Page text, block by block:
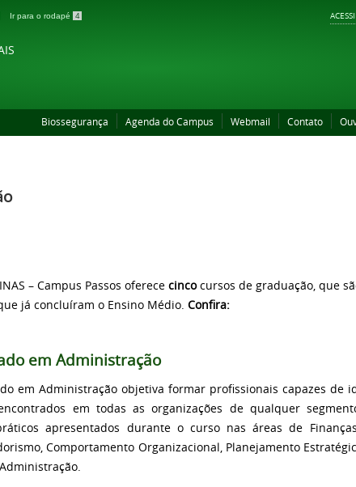
Ir para o rodapé 4
Biossegurança Agenda do Campus Webmail Contato
– Campus Passos oferece cincocursos de graduação, que
já concluíram o Ensino Médio. Confira:
em Administração
em Administração objetiva formar profissionais capazes de
em todas as organizações de qualquer
apresentados durante o curso nas áreas de
Comportamento Organizacional, Planejamento